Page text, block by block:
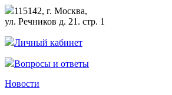
115142, г. Москва,
ул. Речников д. 21. стр. 1
Личный кабинет
Вопросы и ответы
Новости